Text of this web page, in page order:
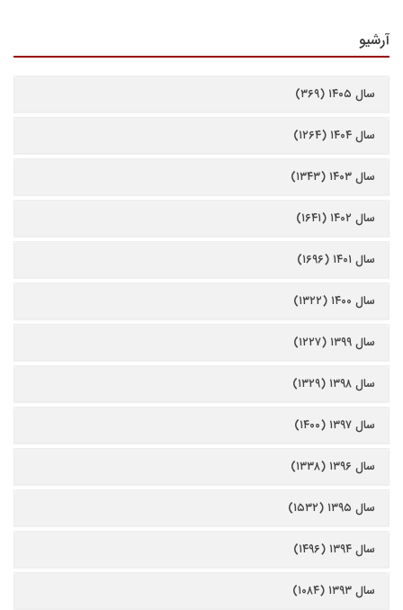
آرشیو
سال ۱۴۰۵ (۳۶۹)
سال ۱۴۰۴ (۱۲۶۴)
سال ۱۴۰۳ (۱۳۴۳)
سال ۱۴۰۲ (۱۶۴۱)
سال ۱۴۰۱ (۱۶۹۶)
سال ۱۴۰۰ (۱۳۲۲)
سال ۱۳۹۹ (۱۲۲۷)
سال ۱۳۹۸ (۱۳۲۹)
سال ۱۳۹۷ (۱۴۰۰)
سال ۱۳۹۶ (۱۳۳۸)
سال ۱۳۹۵ (۱۵۳۲)
سال ۱۳۹۴ (۱۴۹۶)
سال ۱۳۹۳ (۱۰۸۴)